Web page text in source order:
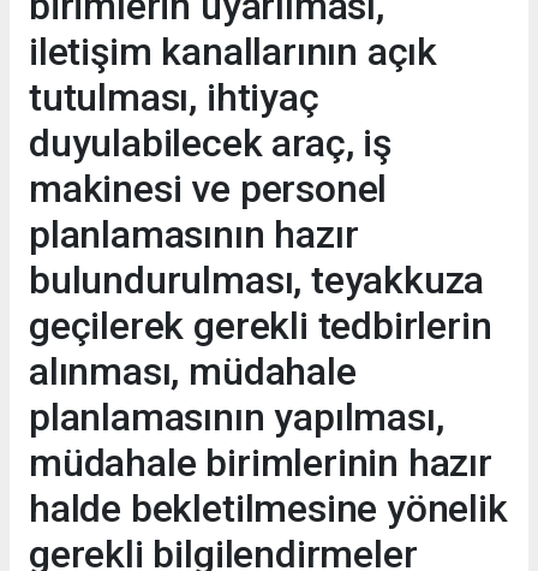
iletişim kanallarının açık
tutulması, ihtiyaç
duyulabilecek araç, iş
makinesi ve personel
planlamasının hazır
bulundurulması, teyakkuza
geçilerek gerekli tedbirlerin
alınması, müdahale
planlamasının yapılması,
müdahale birimlerinin hazır
halde bekletilmesine yönelik
gerekli bilgilendirmeler